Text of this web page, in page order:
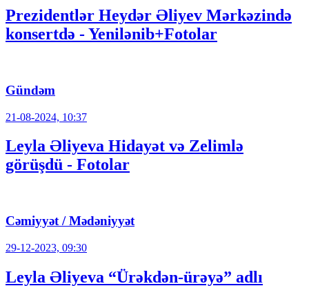
Prezidentlər Heydər Əliyev Mərkəzində
konsertdə - Yenilənib+Fotolar
Gündəm
21-08-2024, 10:37
Leyla Əliyeva Hidayət və Zelimlə
görüşdü - Fotolar
Cəmiyyət / Mədəniyyət
29-12-2023, 09:30
Leyla Əliyeva “Ürəkdən-ürəyə” adlı